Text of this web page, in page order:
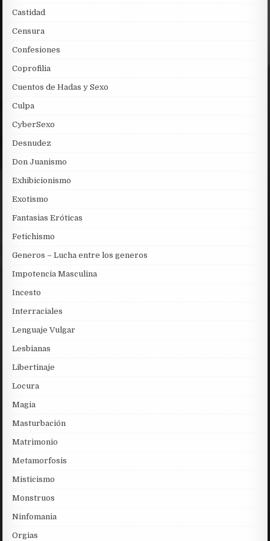
Castidad
Censura
Confesiones
Coprofilia
Cuentos de Hadas y Sexo
Culpa
CyberSexo
Desnudez
Don Juanismo
Exhibicionismo
Exotismo
Fantasias Eróticas
Fetichismo
Generos – Lucha entre los generos
Impotencia Masculina
Incesto
Interraciales
Lenguaje Vulgar
Lesbianas
Libertinaje
Locura
Magia
Masturbación
Matrimonio
Metamorfosis
Misticismo
Monstruos
Ninfomania
Orgias